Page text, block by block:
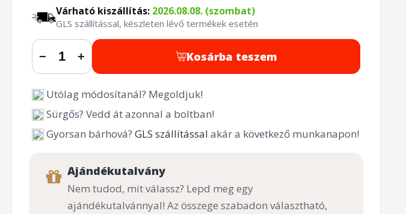
Várható kiszállítás: 2026.08.08. (szombat)
GLS szállítással, készleten lévő termékek esetén
− + Kosárba teszem
Utólag módosítanál? Megoldjuk!
Sürgős? Vedd át azonnal a boltban!
Gyorsan bárhová? GLS szállítással akár a következő munkanapon!
Ajándékutalvány
Nem tudod, mit válassz? Lepd meg egy
ajándékutalvánnyal! Az összege szabadon választható,